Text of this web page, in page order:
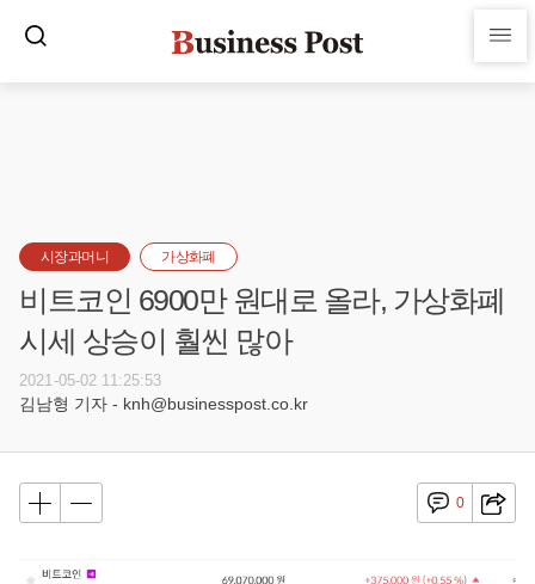
시장과머니 가상화폐
비트코인 6900만 원대로 올라, 가상화폐
시세 상승이 훨씬 많아
2021-05-02 11:25:53
김남형 기자 - knh@businesspost.co.kr
0